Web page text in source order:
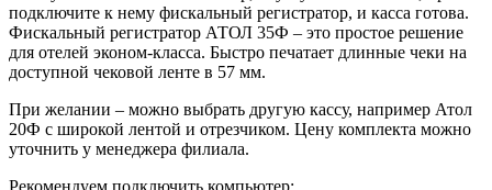
подключите к нему фискальный регистратор, и касса готова.
Фискальный регистратор АТОЛ 35Ф – это простое решение
для отелей эконом-класса. Быстро печатает длинные чеки на
доступной чековой ленте в 57 мм.
При желании – можно выбрать другую кассу, например Атол
20Ф с широкой лентой и отрезчиком. Цену комплекта можно
уточнить у менеджера филиала.
Рекомендуем подключить компьютер: